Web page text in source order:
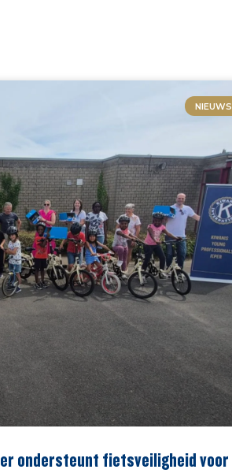
NIEUWS
ondersteunt fietsveiligheid voor